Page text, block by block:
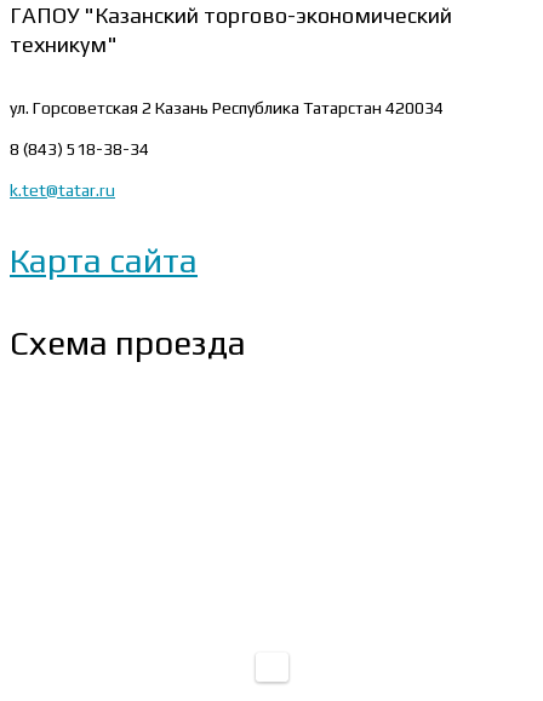
ГАПОУ "Казанский торгово-экономический
техникум"
ул. Горсоветская 2 Казань Республика Татарстан 420034
8 (843) 518-38-34
k.tet@tatar.ru
Карта сайта
Схема проезда